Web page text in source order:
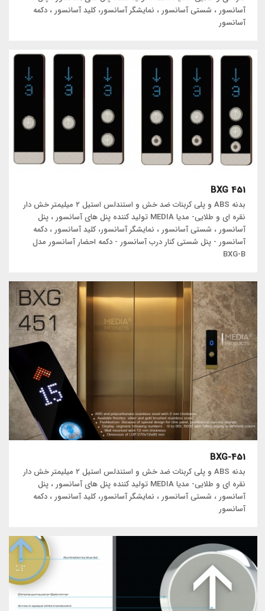
آسانسور ، شستی آسانسور ، نمایشگر آسانسور، کلید آسانسور ، دکمه
آسانسور
BXG 451
بدنه ABS و پلی کربنات ضد خش و استندلس استیل ۲ میلیمتر خش دار
نقره ای و طلایی- مدیا MEDIA تولید کننده پنل های آسانسور ، پنل
آسانسور ، شستی آسانسور ، نمایشگر آسانسور، کلید آسانسور ، دکمه
آسانسور - پنل شستی کنار درب آسانسور - دکمه احضار آسانسور مدل
BXG-B
BXG-451
بدنه ABS و پلی کربنات ضد خش و استندلس استیل ۲ میلیمتر خش دار
نقره ای و طلایی- مدیا MEDIA تولید کننده پنل های آسانسور ، پنل
آسانسور ، شستی آسانسور ، نمایشگر آسانسور، کلید آسانسور ، دکمه
آسانسور